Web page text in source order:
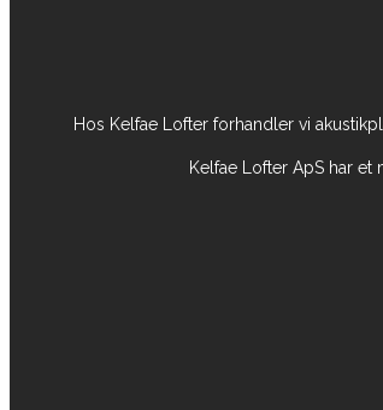
Hos Kelfae Lofter forhandler vi
Kelfae Lofter ApS har